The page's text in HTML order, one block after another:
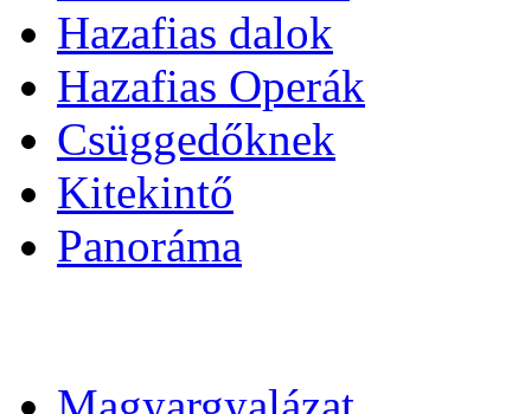
Hazafias dalok
Hazafias Operák
Csüggedőknek
Kitekintő
Panoráma